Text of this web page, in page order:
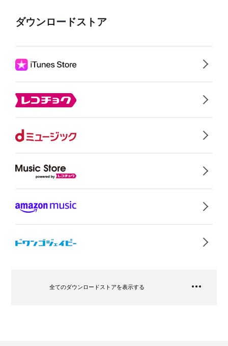
ダウンロードストア
全てのダウンロードストアを表示する